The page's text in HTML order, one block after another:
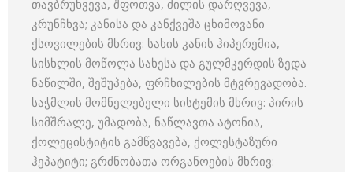
თავბრუხვევა, შფოთვა, ძილის დარღვევა,
კრუნჩხვა; კანისა და კანქვეშა ცხიმოვანი
ქსოვილების მხრივ: სახის კანის ჰიპერემია,
სისხლის მოწოლა სახესა და გულმკერდის ზედა
ნაწილში, შეშუპება, ფრჩხილების მტვრევადობა.
საჭმლის მომნელებელი სისტემის მხრივ: პირის
სიმშრალე, უმადობა, ნაწლავთა ატონია,
ქოლეცისტიტის გამწვავება, ქოლესტაზური
ჰეპატიტი; გრძნობათა ორგანოების მხრივ: